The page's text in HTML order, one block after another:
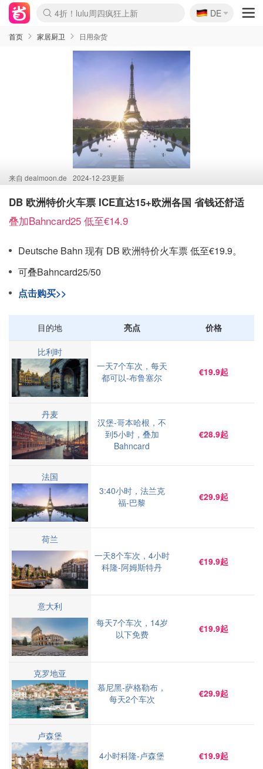
Boticinal 夏促开抢！
4折！lulu周四疯狂上新
还没结束！&OtherStories大促
Joybuy变相75折 随时失效
速领！Stanley独家85折
疑似霸哥！Camper额外叠85折
Zalando 奥莱闪促！每日更新
Moncler反季囤！5折起+叠9折
Coach Brooklyn仅€192
🇩🇪
DE
首页 家居厨卫 日用杂货
来自 dealmoon.de 2024-12-23更新
DB 欧洲特价火车票 ICE直达15+欧洲各国 省钱还舒适
叠加Bahncard25 低至€14.9
Deutsche Bahn 现有 DB 欧洲特价火车票 低至€19.9。
可叠Bahncard25/50
点击购买>>
目的地 亮点 价格
比利时
一天7个车次，每天
都可以-布鲁塞尔
€19.9起
丹麦
汉堡-哥本哈根，不
到5小时，叠加
Bahncard
€28.9起
法国
3:40小时，法兰克
福-巴黎
€29.9起
荷兰
一天8个车次，4小时
科隆-阿姆斯特丹
€19.9起
意大利
每天7个车次，14岁
以下免费
€19.9起
克罗地亚
慕尼黑-萨格勒布，
每天2个车次
€29.9起
卢森堡
4小时科隆-卢森堡
€19.9起